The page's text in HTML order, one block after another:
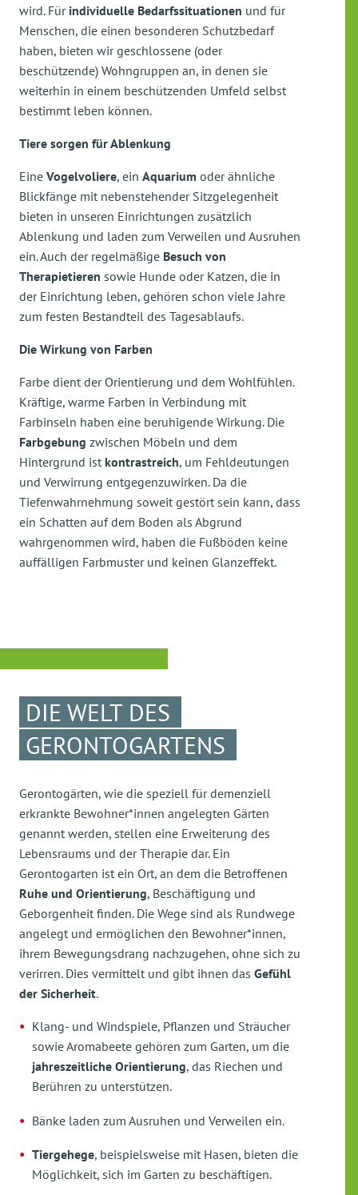
wird. Für individuelle Bedarfssituationen und für
Menschen, die einen besonderen Schutzbedarf
haben, bieten wir geschlossene (oder
beschützende) Wohngruppen an, in denen sie
weiterhin in einem beschützenden Umfeld selbst
bestimmt leben können.
Tiere sorgen für Ablenkung
Eine Vogelvoliere, ein Aquarium oder ähnliche
Blickfänge mit nebenstehender Sitzgelegenheit
bieten in unseren Einrichtungen zusätzlich
Ablenkung und laden zum Verweilen und Ausruhen
ein. Auch der regelmäßige Besuch von
Therapietieren sowie Hunde oder Katzen, die in
der Einrichtung leben, gehören schon viele Jahre
zum festen Bestandteil des Tagesablaufs.
Die Wirkung von Farben
Farbe dient der Orientierung und dem Wohlfühlen.
Kräftige, warme Farben in Verbindung mit
Farbinseln haben eine beruhigende Wirkung. Die
Farbgebung zwischen Möbeln und dem
Hintergrund ist kontrastreich, um Fehldeutungen
und Verwirrung entgegenzuwirken. Da die
Tiefenwahrnehmung soweit gestört sein kann, dass
ein Schatten auf dem Boden als Abgrund
wahrgenommen wird, haben die Fußböden keine
auffälligen Farbmuster und keinen Glanzeffekt.
DIE WELT DES
GERONTOGARTENS
Gerontogärten, wie die speziell für demenziell
erkrankte Bewohner*innen angelegten Gärten
genannt werden, stellen eine Erweiterung des
Lebensraums und der Therapie dar. Ein
Gerontogarten ist ein Ort, an dem die Betroffenen
Ruhe und Orientierung, Beschäftigung und
Geborgenheit finden. Die Wege sind als Rundwege
angelegt und ermöglichen den Bewohner*innen,
ihrem Bewegungsdrang nachzugehen, ohne sich zu
verirren. Dies vermittelt und gibt ihnen das Gefühl
der Sicherheit.
Klang- und Windspiele, Pflanzen und Sträucher
sowie Aromabeete gehören zum Garten, um die
jahreszeitliche Orientierung, das Riechen und
Berühren zu unterstützen.
Bänke laden zum Ausruhen und Verweilen ein.
Tiergehege, beispielsweise mit Hasen, bieten die
Möglichkeit, sich im Garten zu beschäftigen.